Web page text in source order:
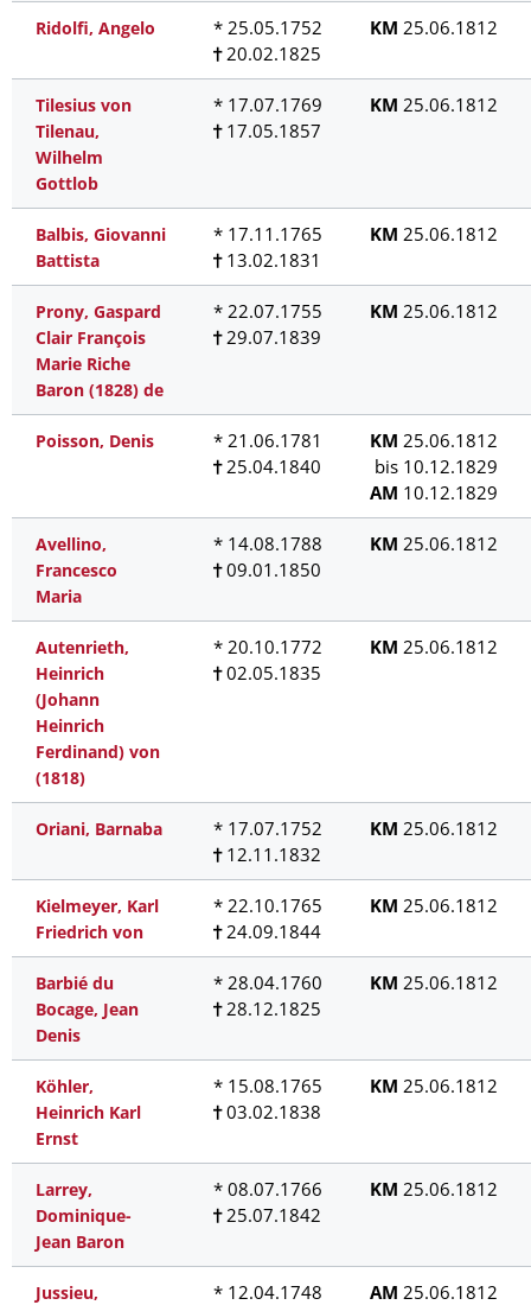
Ridolfi, Angelo
* 25.05.1752
20.02.1825
KM 25.06.1812
Tilesius von
Tilenau,
Wilhelm
Gottlob
* 17.07.1769
17.05.1857
KM 25.06.1812
Balbis, Giovanni
Battista
* 17.11.1765
13.02.1831
KM 25.06.1812
Prony, Gaspard
Clair François
Marie Riche
Baron (1828) de
* 22.07.1755
29.07.1839
KM 25.06.1812
Poisson, Denis
* 21.06.1781
25.04.1840
KM 25.06.1812
bis 10.12.1829
AM 10.12.1829
Avellino,
Francesco
Maria
* 14.08.1788
09.01.1850
KM 25.06.1812
Autenrieth,
Heinrich
(Johann
Heinrich
Ferdinand) von
(1818)
* 20.10.1772
02.05.1835
KM 25.06.1812
Oriani, Barnaba
* 17.07.1752
12.11.1832
KM 25.06.1812
Kielmeyer, Karl
Friedrich von
* 22.10.1765
24.09.1844
KM 25.06.1812
Barbié du
Bocage, Jean
Denis
* 28.04.1760
28.12.1825
KM 25.06.1812
Köhler,
Heinrich Karl
Ernst
* 15.08.1765
03.02.1838
KM 25.06.1812
Larrey,
Dominique-
Jean Baron
* 08.07.1766
25.07.1842
KM 25.06.1812
Jussieu,
* 12.04.1748
AM 25.06.1812